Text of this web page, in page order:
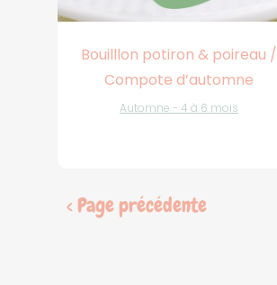
Bouilllon potiron & poireau /
Compote d’automne
Automne - 4 à 6 mois
< Page précédente